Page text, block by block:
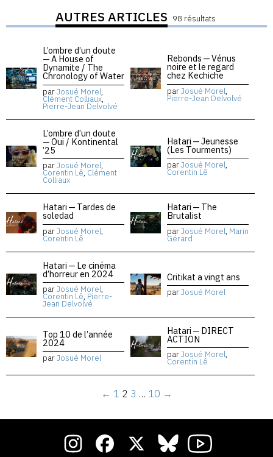
AUTRES ARTICLES 98 résultats
L’ombre d’un doute
— A House of
Dynamite / The
Chronology of Water
parJosué Morel,
Clément Colliaux,
Pierre-Jean Delvolvé
Rebonds — Vénus
noire et le regard
chez Kechiche
parJosué Morel,
Pierre-Jean Delvolvé
L’ombre d’un doute
— Oui / Kontinental
’25
parJosué Morel,
Corentin Lê, Clément
Colliaux
Hatari — Jeunesse
(Les Tourments)
parJosué Morel,
Corentin Lê
Hatari — Tardes de
soledad
parJosué Morel,
Corentin Lê
Hatari — The
Brutalist
parJosué Morel, Marin
Gérard
Hatari — Le cinéma
d’horreur en 2024
parJosué Morel,
Corentin Lê, Pierre-
Jean Delvolvé
Critikat a vingt ans
parJosué Morel
Top 10 de l’année
2024
parJosué Morel
Hatari — DIRECT
ACTION
parJosué Morel,
Corentin Lê
← 1 2 3 … 10 →